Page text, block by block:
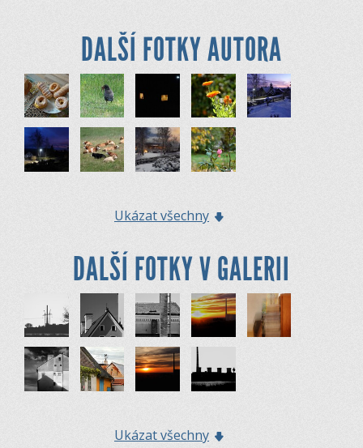
DALŠÍ FOTKY AUTORA
Ukázat všechny
DALŠÍ FOTKY V GALERII
Ukázat všechny